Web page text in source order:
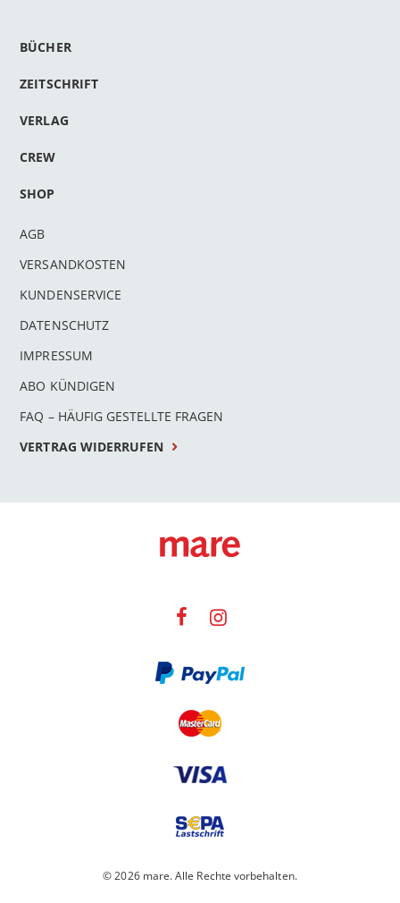
BÜCHER
ZEITSCHRIFT
VERLAG
CREW
SHOP
AGB
VERSANDKOSTEN
KUNDENSERVICE
DATENSCHUTZ
IMPRESSUM
ABO KÜNDIGEN
FAQ – HÄUFIG GESTELLTE FRAGEN
VERTRAG WIDERRUFEN
© 2026 mare. Alle Rechte vorbehalten.